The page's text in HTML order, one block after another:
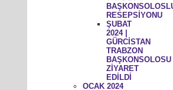
RESEPSİYONU
ŞUBAT
2024 |
GÜRCİSTAN
TRABZON
BAŞKONSOLOSU
ZİYARET
EDİLDİ
OCAK 2024